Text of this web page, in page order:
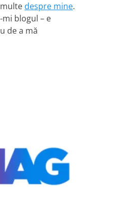
despre mine.
blogul – e
de a mă